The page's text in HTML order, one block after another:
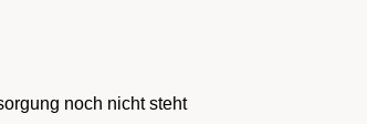
noch nicht steht